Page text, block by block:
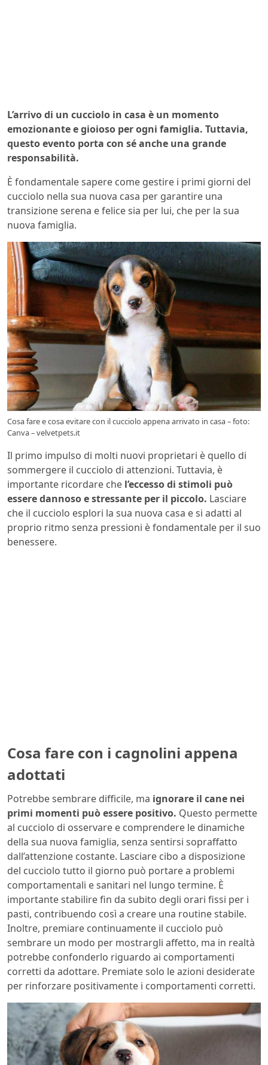
L’arrivo di un cucciolo in casa è un momento
emozionante e gioioso per ogni famiglia. Tuttavia,
questo evento porta con sé anche una grande
responsabilità.
È fondamentale sapere come gestire i primi giorni del
cucciolo nella sua nuova casa per garantire una
transizione serena e felice sia per lui, che per la sua
nuova famiglia.
Cosa fare e cosa evitare con il cucciolo appena arrivato in casa – foto:
Canva – velvetpets.it
Il primo impulso di molti nuovi proprietari è quello di
sommergere il cucciolo di attenzioni. Tuttavia, è
importante ricordare che l’eccesso di stimoli può
essere dannoso e stressante per il piccolo. Lasciare
che il cucciolo esplori la sua nuova casa e si adatti al
proprio ritmo senza pressioni è fondamentale per il suo
benessere.
Cosa fare con i cagnolini appena
adottati
Potrebbe sembrare difficile, ma ignorare il cane nei
primi momenti può essere positivo. Questo permette
al cucciolo di osservare e comprendere le dinamiche
della sua nuova famiglia, senza sentirsi sopraffatto
dall’attenzione costante. Lasciare cibo a disposizione
del cucciolo tutto il giorno può portare a problemi
comportamentali e sanitari nel lungo termine. È
importante stabilire fin da subito degli orari fissi per i
pasti, contribuendo così a creare una routine stabile.
Inoltre, premiare continuamente il cucciolo può
sembrare un modo per mostrargli affetto, ma in realtà
potrebbe confonderlo riguardo ai comportamenti
corretti da adottare. Premiate solo le azioni desiderate
per rinforzare positivamente i comportamenti corretti.